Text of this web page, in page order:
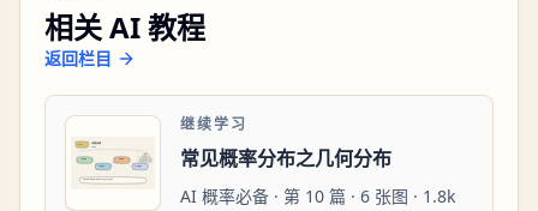
相关 AI 教程
返回栏目
继续学习
常见概率分布之几何分布
AI 概率必备 · 第 10 篇 · 6 张图 · 1.8k